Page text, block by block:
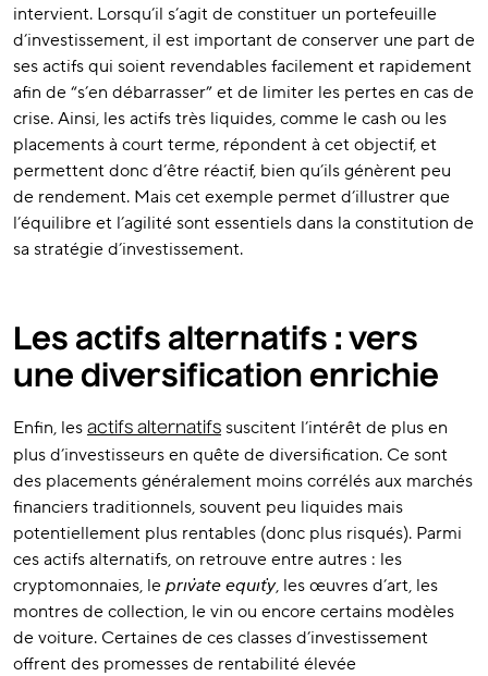
intervient. Lorsqu’il s’agit de constituer un portefeuille
d’investissement, il est important de conserver une part de
ses actifs qui soient revendables facilement et rapidement
afin de “s’en débarrasser” et de limiter les pertes en cas de
crise. Ainsi, les actifs très liquides, comme le cash ou les
placements à court terme, répondent à cet objectif, et
permettent donc d’être réactif, bien qu’ils génèrent peu
de rendement. Mais cet exemple permet d’illustrer que
l’équilibre et l’agilité sont essentiels dans la constitution de
sa stratégie d’investissement.
Les actifs alternatifs : vers
une diversification enrichie
Enfin, les actifs alternatifs suscitent l’intérêt de plus en
plus d’investisseurs en quête de diversification. Ce sont
des placements généralement moins corrélés aux marchés
financiers traditionnels, souvent peu liquides mais
potentiellement plus rentables (donc plus risqués). Parmi
ces actifs alternatifs, on retrouve entre autres : les
cryptomonnaies, le private equity, les œuvres d’art, les
montres de collection, le vin ou encore certains modèles
de voiture. Certaines de ces classes d’investissement
offrent des promesses de rentabilité élevée